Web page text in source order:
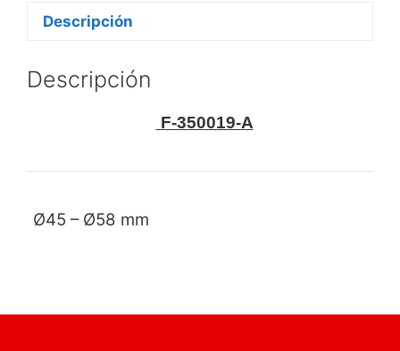
Descripción
Descripción
F-350019-A
Ø45 – Ø58 mm